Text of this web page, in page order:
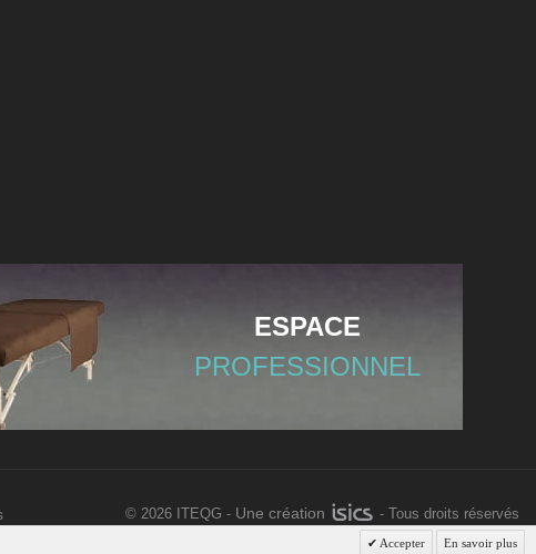
ESPACE
PROFESSIONNEL
© 2026 ITEQG - Une création - Tous droits réservés
Accepter En savoir plus